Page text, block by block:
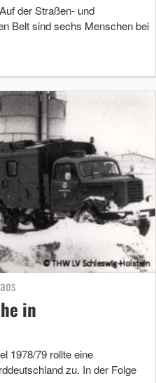
der Straßen- und
Belt sind sechs Menschen bei
in
1978/79 rollte eine
zu. In der Folge